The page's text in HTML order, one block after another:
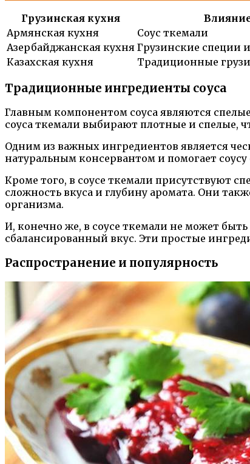
Грузинская кухня
Армянская кухня
Соус ткемали
Азербайджанская кухня Грузинские специи
Казахская кухня
Традиционные
Традиционные ингредиенты соуса
Главным компонентом соуса являются
соуса ткемали выбирают плотные и спелые,
Одним из важных ингредиентов является
натуральным консервантом и помогает
Кроме того, в соусе ткемали присутствуют
сложность вкуса и глубину аромата. Они
организма.
И, конечно же, в соусе ткемали не может быть
сбалансированный вкус. Эти простые
Распространение и популярность